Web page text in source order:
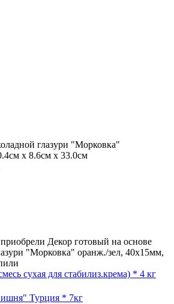
глазури "Морковка"
x 8.6см x 33.0см
Декор готовый на основе
"Морковка" оранж./зел, 40х15мм,
сухая для стабилиз.крема) * 4 кг
Турция * 7кг